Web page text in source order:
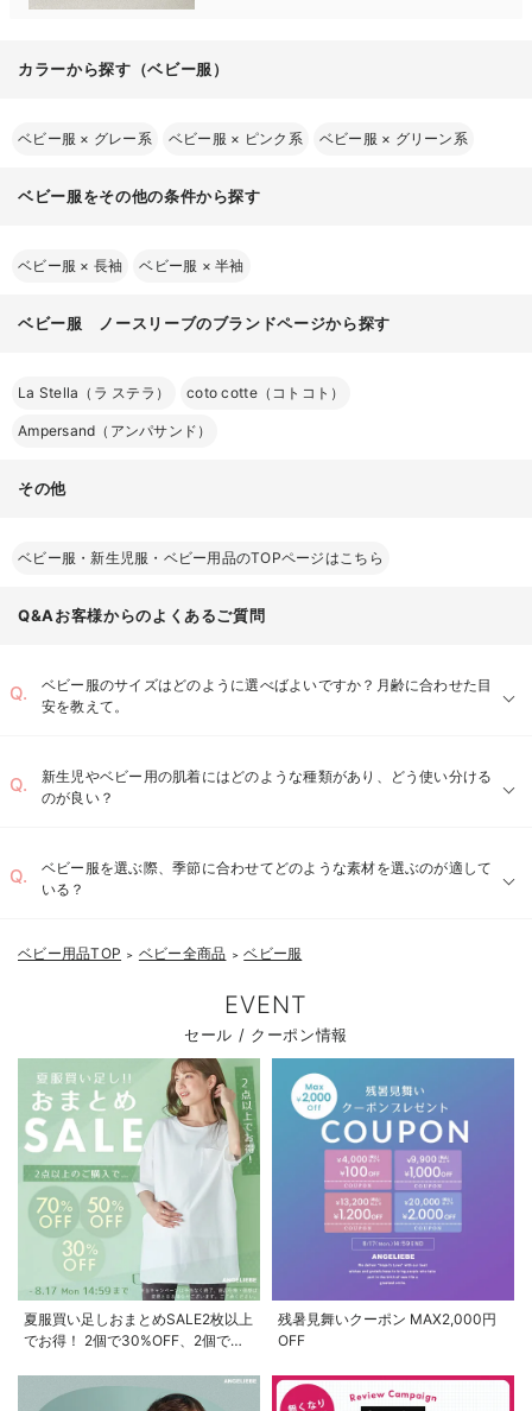
カラーから探す（ベビー服）
ベビー服 × グレー系 ベビー服 × ピンク系 ベビー服 × グリーン系
ベビー服をその他の条件から探す
ベビー服 × 長袖 ベビー服 ×半袖
ベビー服 ノースリーブのブランドページから探す
La Stella（ラ ステラ） coto cotte（コトコト）
Ampersand（アンパサンド）
その他
ベビー服・新生児服・ベビー用品のTOPページはこちら
Q&Aお客様からのよくあるご質問
ベビー服のサイズはどのように選べばよいですか？月齢に合わせた目
安を教えて。
新生児やベビー用の肌着にはどのような種類があり、どう使い分ける
のが良い？
長肌着：
ベビー服を選ぶ際、季節に合わせてどのような素材を選ぶのが適して
いる？
お気に入り商品を確認する
ベビー用品TOP ＞ ベビー全商品 ＞ ベビー服
EVENT
セール / クーポン情報
夏服買い足しおまとめSALE2枚以上
でお得！ 2個で30%OFF、2個で
残暑見舞いクーポン MAX2,000円
OFF